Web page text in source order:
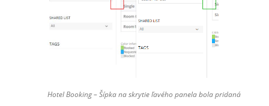
Hotel Booking – Šípka na skrytie ľavého panela bola pridaná